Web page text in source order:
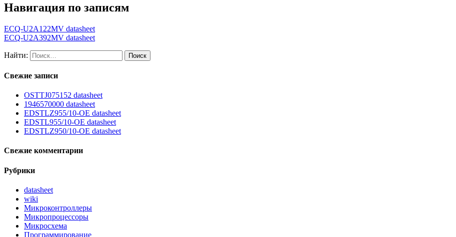
Навигация по записям
ECQ-U2A122MV datasheet
ECQ-U2A392MV datasheet
Найти:
Свежие записи
OSTTJ075152 datasheet
1946570000 datasheet
EDSTLZ955/10-OE datasheet
EDSTL955/10-OE datasheet
EDSTLZ950/10-OE datasheet
Свежие комментарии
Рубрики
datasheet
wiki
Микроконтроллеры
Микропроцессоры
Микросхема
Программирование